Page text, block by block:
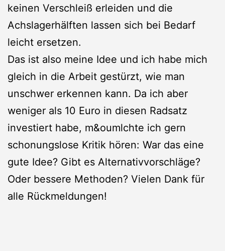
keinen Verschleiß erleiden und die
Achslagerhälften lassen sich bei Bedarf
leicht ersetzen.
Das ist also meine Idee und ich habe mich
gleich in die Arbeit gestürzt, wie man
unschwer erkennen kann. Da ich aber
weniger als 10 Euro in diesen Radsatz
investiert habe, m&oumlchte ich gern
schonungslose Kritik hören: War das eine
gute Idee? Gibt es Alternativvorschläge?
Oder bessere Methoden? Vielen Dank für
alle Rückmeldungen!